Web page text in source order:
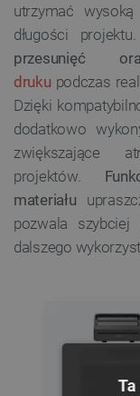
utrzymać
długości
przesunięć
druku podczas
Dzięki
dodatkowo
zwiększające
projektów.
materiału
pozwala
dalszego